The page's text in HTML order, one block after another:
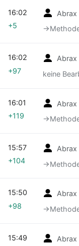
Abrax
16:02
+5
Abrax
keine
16:02
+97
Abrax
16:01
+119
Abrax
15:57
+104
Abrax
15:50
+98
Abrax
15:49